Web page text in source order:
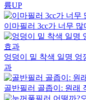
륨UP
이마필러 3cc가 너무 많
엉덩이 밑 착색 일명 엉
과
골반필러 골좁이: 원래